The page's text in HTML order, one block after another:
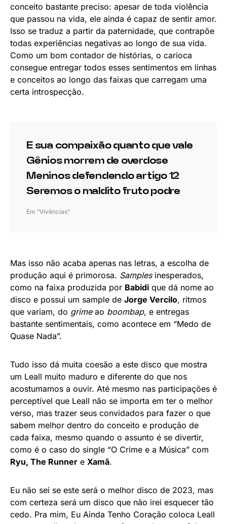
conceito bastante preciso: apesar de toda violência
que passou na vida, ele ainda é capaz de sentir amor.
Isso se traduz a partir da paternidade, que contrapõe
todas experiências negativas ao longo de sua vida.
Como um bom contador de histórias, o carioca
consegue entregar todos esses sentimentos em linhas
e conceitos ao longo das faixas que carregam uma
certa introspecção.
E sua compaixão quanto que vale
Gênios morrem de overdose
Meninos defendendo artigo 12
Seremos o maldito fruto podre
Em “Vivências”
Mas isso não acaba apenas nas letras, a escolha de
produção aqui é primorosa. Samplesinesperados,
como na faixa produzida por Babidi que dá nome ao
disco e possui um sample de Jorge Vercilo, ritmos
que variam, do grimeao boombap, e entregas
bastante sentimentais, como acontece em “Medo de
Quase Nada”.
Tudo isso dá muita coesão a este disco que mostra
um Leall muito maduro e diferente do que nos
acostumamos a ouvir. Até mesmo nas participações é
perceptível que Leall não se importa em ter o melhor
verso, mas trazer seus convidados para fazer o que
sabem melhor dentro do conceito e produção de
cada faixa, mesmo quando o assunto é se divertir,
como é o caso do single “O Crime e a Música” com
Ryu, The Runner e Xamã.
Eu não sei se este será o melhor disco de 2023, mas
com certeza será um disco que não irei esquecer tão
cedo. Pra mim, Eu Ainda Tenho Coração coloca Leall